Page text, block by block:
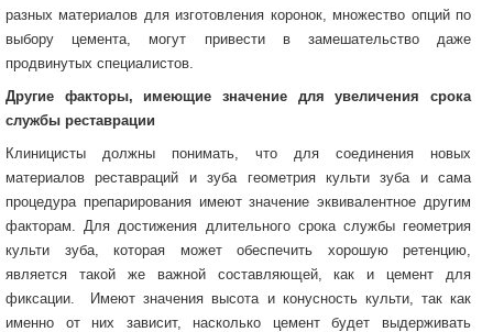
разных материалов для изготовления коронок, множество опций по
выбору цемента, могут привести в замешательство даже
продвинутых специалистов.
Другие факторы, имеющие значение для увеличения срока
службы реставрации
Клиницисты должны понимать, что для соединения новых
материалов реставраций и зуба геометрия культи зуба и сама
процедура препарирования имеют значение эквивалентное другим
факторам. Для достижения длительного срока службы геометрия
культи зуба, которая может обеспечить хорошую ретенцию,
является такой же важной составляющей, как и цемент для
фиксации. Имеют значения высота и конусность культи, так как
именно от них зависит, насколько цемент будет выдерживать